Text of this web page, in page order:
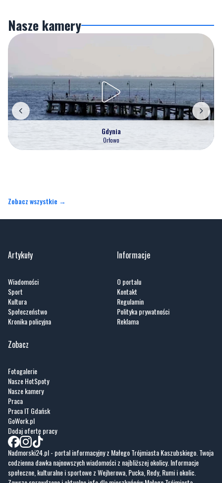
Nasze kamery
Gdynia
Orłowo
Zobacz wszystkie →
Artykuły
Wiadomości
Sport
Kultura
Społeczeństwo
Kronika policyjna
Informacje
O portalu
Kontakt
Regulamin
Polityka prywatności
Reklama
Zobacz
Fotogalerie
Nasze HotSpoty
Nasze kamery
Praca
Praca IT Gdańsk
GoWork.pl
Dodaj ofertę pracy
Nadmorski24.pl - portal informacyjny z Małego Trójmiasta Kaszubskiego. Twoja
codzienna dawka najnowszych wiadomości z najbliższej okolicy. Informacje
społeczne, kulturalne i sportowe z Wejherowa, Pucka, Redy, Rumi i okolic.